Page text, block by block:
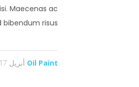
Maecenas ac
risus.
Oil Paint أبريل 17, 2015